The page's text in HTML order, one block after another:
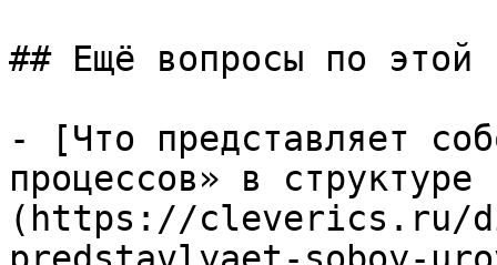
## Ещё вопросы по этой
- [Что представляет
процессов» в структуре
(https://cleverics.ru/